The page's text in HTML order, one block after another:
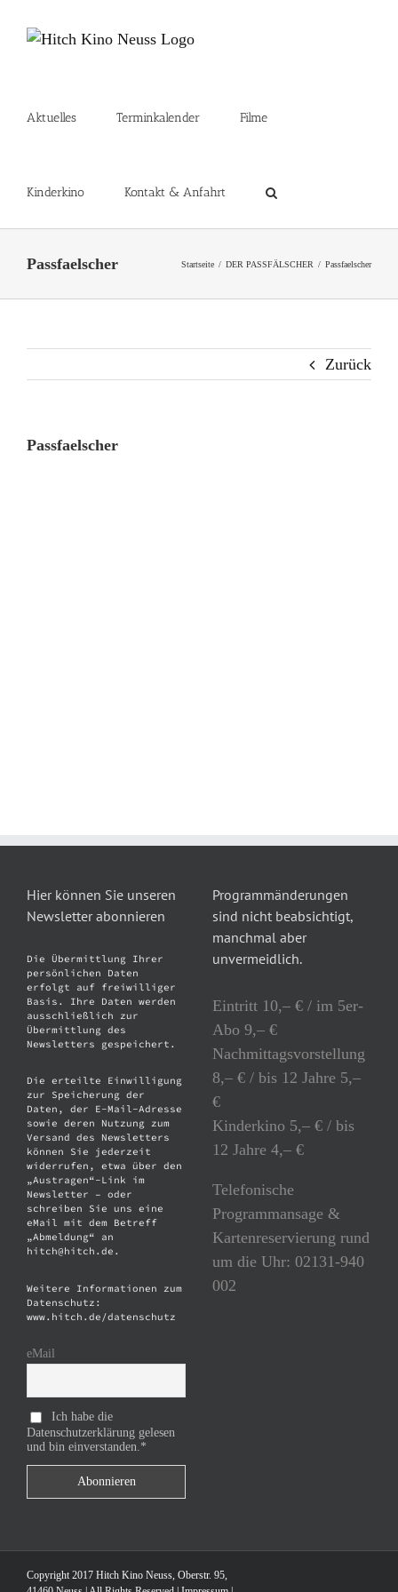
Inhalt
Aktuelles Terminkalender Filme
Kinderkino Kontakt & Anfahrt
Passfaelscher Startseite DER PASSFÄLSCHER Passfaelscher
Zurück
Passfaelscher
Hier können Sie unseren
Newsletter abonnieren
Die Übermittlung Ihrer
persönlichen Daten
erfolgt auf freiwilliger
Basis. Ihre Daten werden
ausschließlich zur
Übermittlung des
Newsletters gespeichert.
Die erteilte Einwilligung
zur Speicherung der
Daten, der E-Mail-Adresse
sowie deren Nutzung zum
Versand des Newsletters
können Sie jederzeit
widerrufen, etwa über den
„Austragen“-Link im
Newsletter – oder
schreiben Sie uns eine
eMail mit dem Betreff
„Abmeldung“ an
hitch@hitch.de.
Weitere Informationen zum
Datenschutz:
www.hitch.de/datenschutz
eMail
Ich habe die
Datenschutzerklärung gelesen
und bin einverstanden.*
Programmänderungen
sind nicht beabsichtigt,
manchmal aber
unvermeidlich.
Eintritt 10,– € / im 5er-
Abo 9,– €
Nachmittagsvorstellung
8,– € / bis 12 Jahre 5,–
€
Kinderkino 5,– € / bis
12 Jahre 4,– €
Telefonische
Programmansage &
Kartenreservierung rund
um die Uhr: 02131-940
002
Copyright 2017 Hitch Kino Neuss, Oberstr. 95,